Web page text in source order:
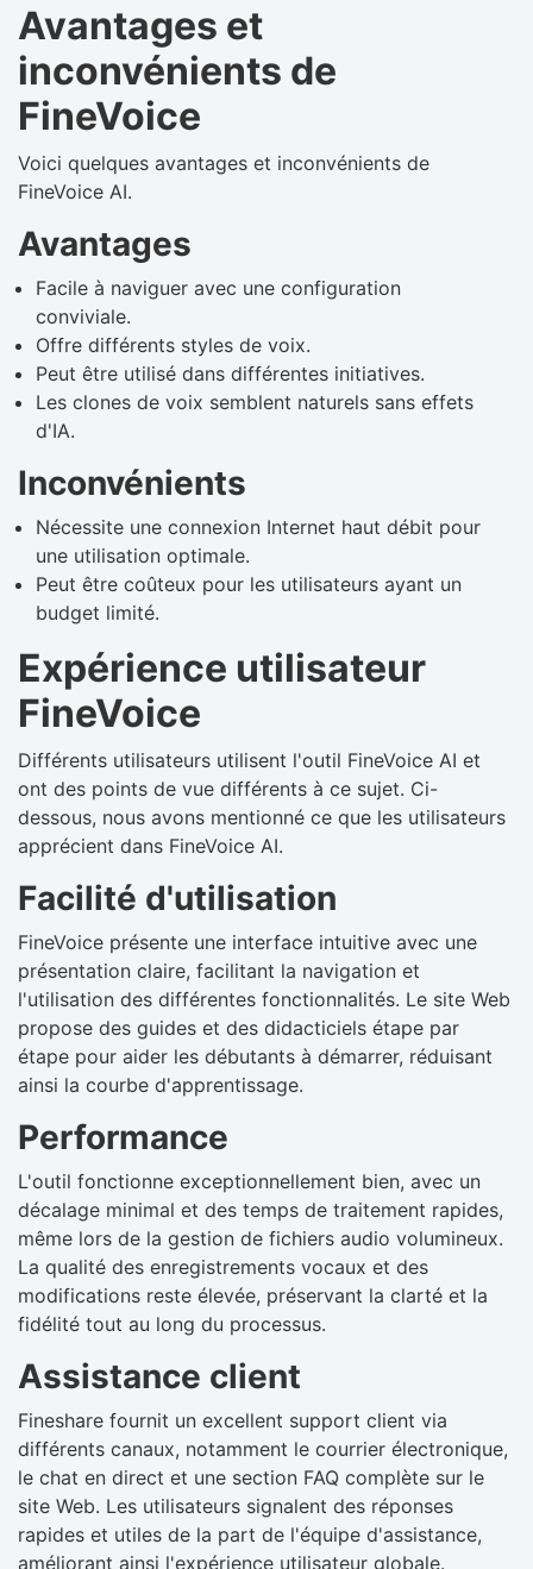
Avantages et
inconvénients de
FineVoice
Voici quelques avantages et inconvénients de
FineVoice AI.
Avantages
Facile à naviguer avec une configuration
conviviale.
Offre différents styles de voix.
Peut être utilisé dans différentes initiatives.
Les clones de voix semblent naturels sans effets
d'IA.
Inconvénients
Nécessite une connexion Internet haut débit pour
une utilisation optimale.
Peut être coûteux pour les utilisateurs ayant un
budget limité.
Expérience utilisateur
FineVoice
Différents utilisateurs utilisent l'outil FineVoice AI et
ont des points de vue différents à ce sujet. Ci-
dessous, nous avons mentionné ce que les utilisateurs
apprécient dans FineVoice AI.
Facilité d'utilisation
FineVoice présente une interface intuitive avec une
présentation claire, facilitant la navigation et
l'utilisation des différentes fonctionnalités. Le site Web
propose des guides et des didacticiels étape par
étape pour aider les débutants à démarrer, réduisant
ainsi la courbe d'apprentissage.
Performance
L'outil fonctionne exceptionnellement bien, avec un
décalage minimal et des temps de traitement rapides,
même lors de la gestion de fichiers audio volumineux.
La qualité des enregistrements vocaux et des
modifications reste élevée, préservant la clarté et la
fidélité tout au long du processus.
Assistance client
Fineshare fournit un excellent support client via
différents canaux, notamment le courrier électronique,
le chat en direct et une section FAQ complète sur le
site Web. Les utilisateurs signalent des réponses
rapides et utiles de la part de l'équipe d'assistance,
améliorant ainsi l'expérience utilisateur globale.